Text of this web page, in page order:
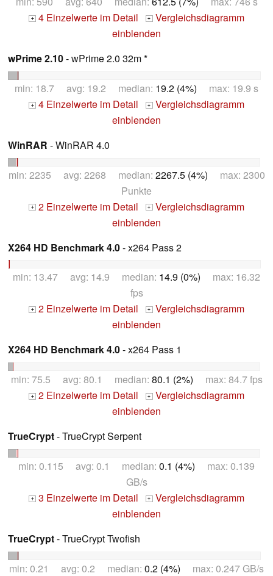
+ 4 Einzelwerte im Detail + Vergleichsdiagramm
einblenden
wPrime 2.10- wPrime 2.0 32m *
min: 18.7 avg: 19.2 median: 19.2 (4%) max: 19.9 s
+ 4 Einzelwerte im Detail + Vergleichsdiagramm
einblenden
WinRAR - WinRAR 4.0
min: 2235 avg: 2268 median: 2267.5 (4%) max: 2300
Punkte
+ 2 Einzelwerte im Detail + Vergleichsdiagramm
einblenden
X264 HD Benchmark 4.0- x264 Pass 2
min: 13.47 avg: 14.9 median: 14.9 (0%) max: 16.32
fps
+ 2 Einzelwerte im Detail + Vergleichsdiagramm
einblenden
X264 HD Benchmark 4.0- x264 Pass 1
min: 75.5 avg: 80.1 median: 80.1 (2%) max: 84.7 fps
+ 2 Einzelwerte im Detail + Vergleichsdiagramm
einblenden
TrueCrypt- TrueCrypt Serpent
min: 0.115 avg: 0.1 median: 0.1 (4%) max: 0.139
GB/s
+ 3 Einzelwerte im Detail + Vergleichsdiagramm
einblenden
TrueCrypt- TrueCrypt Twofish
min: 0.21 avg: 0.2 median: 0.2 (4%) max: 0.247 GB/s